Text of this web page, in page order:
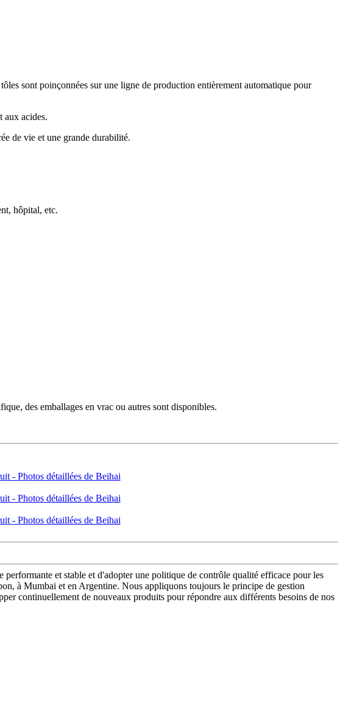
sont poinçonnées sur une ligne de production entièrement automatique pour
aux acides.
de vie et une grande durabilité.
hôpital, etc.
des emballages en vrac ou autres sont disponibles.
et stable et d'adopter une politique de contrôle qualité efficace pour les
à Mumbai et en Argentine. Nous appliquons toujours le principe de gestion
continuellement de nouveaux produits pour répondre aux différents besoins de nos